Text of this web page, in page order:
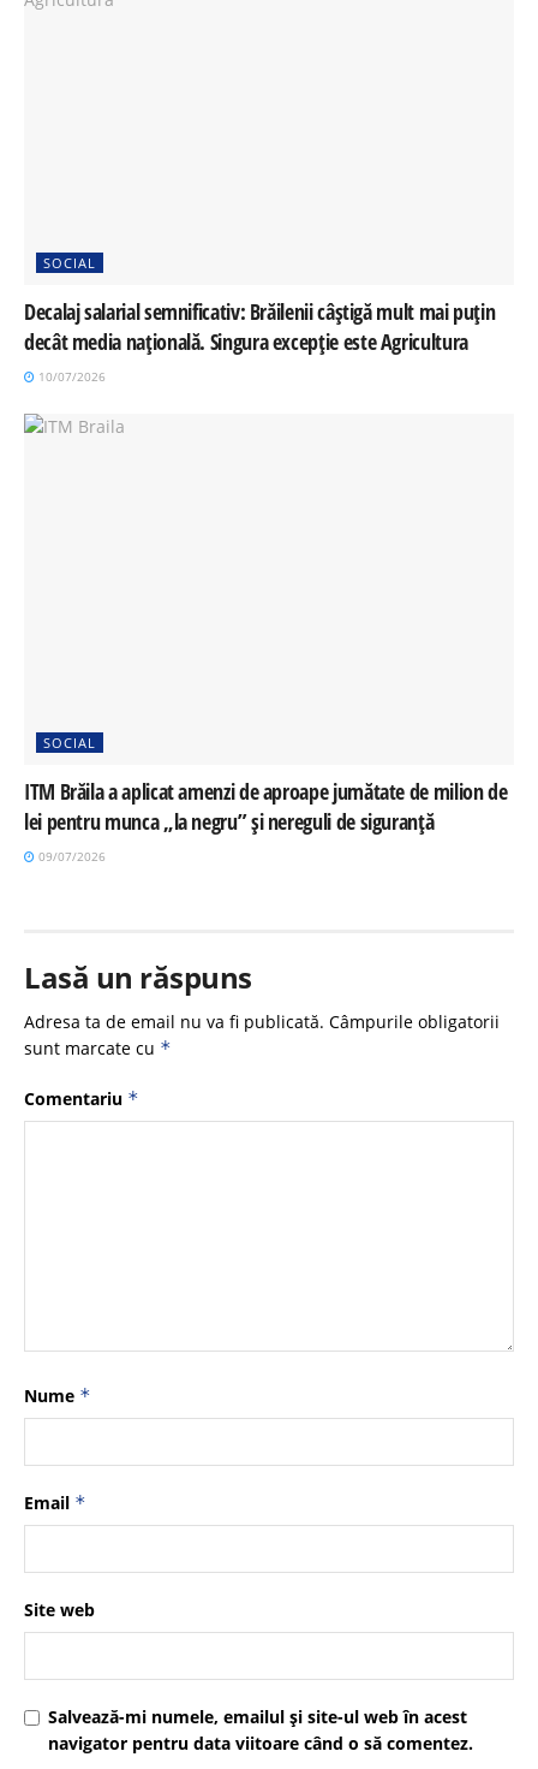
SOCIAL
Decalaj salarial semnificativ: Brăilenii câștigă mult mai puțin
decât media națională. Singura excepție este Agricultura
10/07/2026
SOCIAL
ITM Brăila a aplicat amenzi de aproape jumătate de milion de
lei pentru munca „la negru” și nereguli de siguranță
09/07/2026
Lasă un răspuns
Adresa ta de email nu va fi publicată. Câmpurile obligatorii
sunt marcate cu *
Comentariu *
Nume *
Email *
Site web
Salvează-mi numele, emailul și site-ul web în acest
navigator pentru data viitoare când o să comentez.